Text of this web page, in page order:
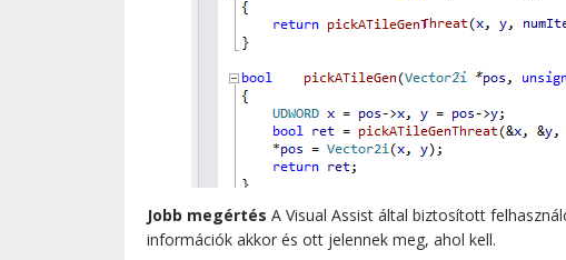
Jobb megértés A Visual Assist által biztosított
információk akkor és ott jelennek meg, ahol kell.